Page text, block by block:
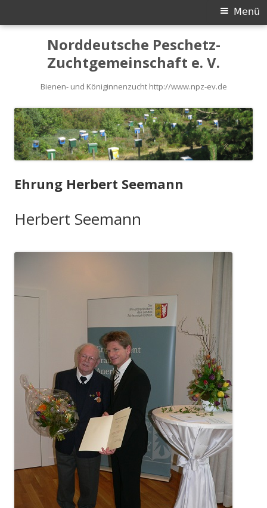
Norddeutsche Peschetz-
Zuchtgemeinschaft e. V.
Bienen- und Königinnenzucht http://www.npz-ev.de
Menü
Ehrung Herbert Seemann
Herbert Seemann